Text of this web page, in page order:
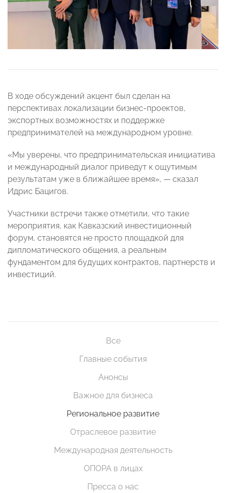
В ходе обсуждений акцент был сделан на
перспективах локализации бизнес-проектов,
экспортных возможностях и поддержке
предпринимателей на международном уровне.
«Мы уверены, что предпринимательская инициатива
и международный диалог приведут к ощутимым
результатам уже в ближайшее время», — сказал
Идрис Бацигов.
Участники встречи также отметили, что такие
мероприятия, как Кавказский инвестиционный
форум, становятся не просто площадкой для
дипломатического общения, а реальным
фундаментом для будущих контрактов, партнерств и
инвестиций.
Все
Главные события
Анонсы
Важное для бизнеса
Региональное развитие
Отраслевое развитие
Международная деятельность
ОПОРА в лицах
Пресса о нас